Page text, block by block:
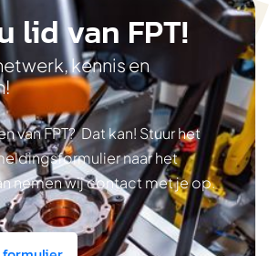
lid van FPT!
kennis en
van FPT? Dat kan! Stuur het
naar het
nemen wij contact met je op.